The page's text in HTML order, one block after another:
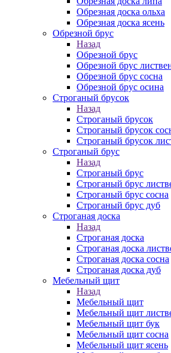
Обрезная доска ольха
Обрезная доска ясень
Обрезной брус
Назад
Обрезной брус
Обрезной брус
Обрезной брус сосна
Обрезной брус осина
Строганый брусок
Назад
Строганый брусок
Строганый брусок
Строганый брусок
Строганый брус
Назад
Строганый брус
Строганый брус
Строганый брус сосна
Строганый брус дуб
Строганая доска
Назад
Строганая доска
Строганая доска
Строганая доска сосна
Строганая доска дуб
Мебельный щит
Назад
Мебельный щит
Мебельный щит
Мебельный щит бук
Мебельный щит сосна
Мебельный щит ясень